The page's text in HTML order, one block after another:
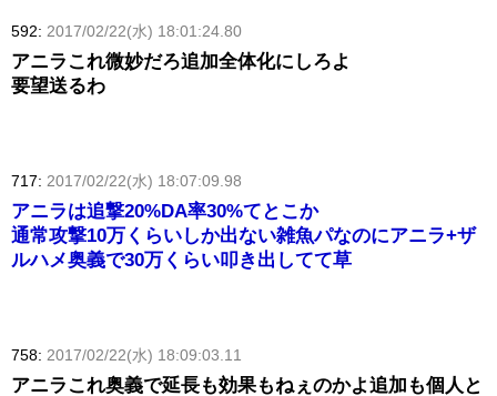
592: 2017/02/22(水) 18:01:24.80
アニラこれ微妙だろ追加全体化にしろよ
要望送るわ
717: 2017/02/22(水) 18:07:09.98
アニラは追撃20%DA率30%てとこか
通常攻撃10万くらいしか出ない雑魚パなのにアニラ+ザ
ルハメ奥義で30万くらい叩き出してて草
758: 2017/02/22(水) 18:09:03.11
アニラこれ奥義で延長も効果もねぇのかよ追加も個人と